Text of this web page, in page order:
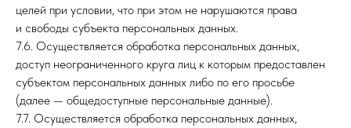
целей при условии, что при этом не нарушаются права
и свободы субъекта персональных данных.
7.6. Осуществляется обработка персональных данных,
доступ неограниченного круга лиц к которым предоставлен
субъектом персональных данных либо по его просьбе
(далее — общедоступные персональные данные).
7.7. Осуществляется обработка персональных данных,